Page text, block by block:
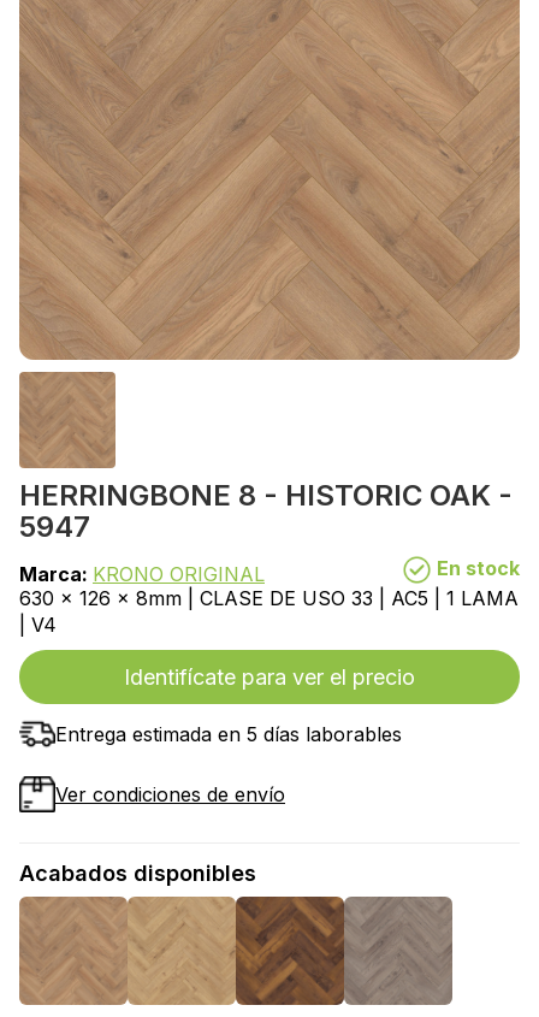
HERRINGBONE 8 - HISTORIC OAK -
5947
Marca: KRONO ORIGINAL
En stock
630 x 126 x 8mm | CLASE DE USO 33 | AC5 | 1 LAMA
| V4
Identifícate para ver el precio
Entrega estimada en 5 días laborables
Ver condiciones de envío
Acabados disponibles